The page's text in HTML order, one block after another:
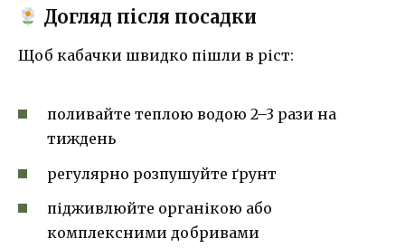
Догляд після посадки
Щоб кабачки швидко пішли в ріст:
поливайте теплою водою 2–3 рази на
тиждень
регулярно розпушуйте ґрунт
підживлюйте органікою або
комплексними добривами